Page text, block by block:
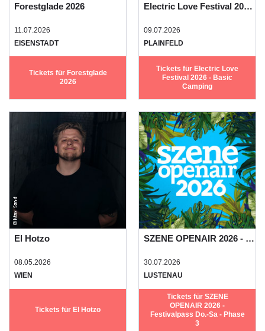
Forestglade 2026
11.07.2026
EISENSTADT
Tickets für Forestglade
2026
Electric Love Festival 2026 - Basic Camping
09.07.2026
PLAINFELD
Tickets für Electric Love
Festival 2026 - Basic
Camping
El Hotzo
08.05.2026
WIEN
Tickets für El Hotzo
SZENE OPENAIR 2026 - Festivalpass Do.-Sa - Phase 3
30.07.2026
LUSTENAU
Tickets für SZENE
OPENAIR 2026 -
Festivalpass Do.-Sa - Phase
3